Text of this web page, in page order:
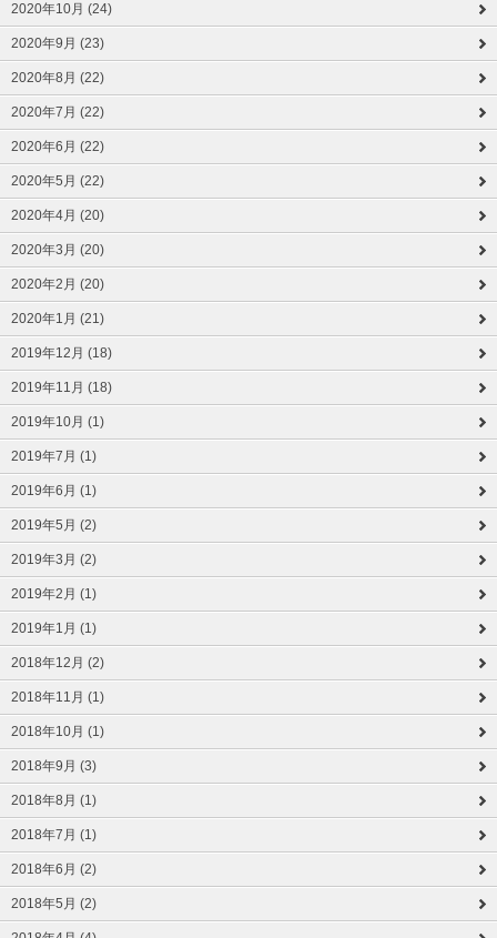
2020年10月 (24)
2020年9月 (23)
2020年8月 (22)
2020年7月 (22)
2020年6月 (22)
2020年5月 (22)
2020年4月 (20)
2020年3月 (20)
2020年2月 (20)
2020年1月 (21)
2019年12月 (18)
2019年11月 (18)
2019年10月 (1)
2019年7月 (1)
2019年6月 (1)
2019年5月 (2)
2019年3月 (2)
2019年2月 (1)
2019年1月 (1)
2018年12月 (2)
2018年11月 (1)
2018年10月 (1)
2018年9月 (3)
2018年8月 (1)
2018年7月 (1)
2018年6月 (2)
2018年5月 (2)